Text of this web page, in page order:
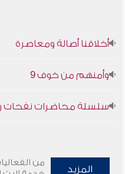
أخلاقنا أصالة ومعاصرة
وأمنهم من خوف 9
سلسلة محاضرات نفحات
المزيد
من